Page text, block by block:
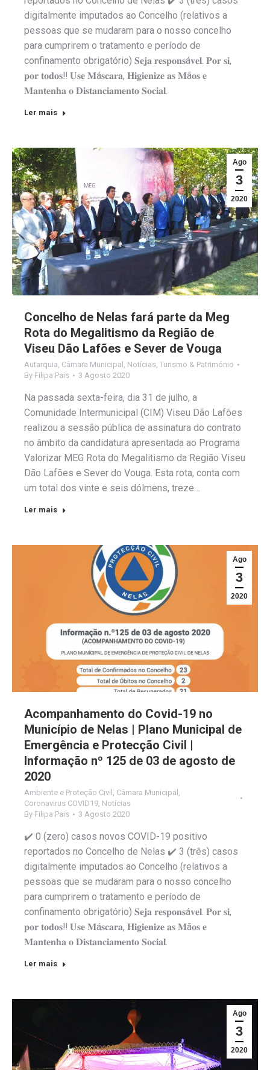
digitalmente imputados ao Concelho (relativos a
pessoas que se mudaram para o nosso concelho
para cumprirem o tratamento e período de
confinamento obrigatório) 𝐒𝐞𝐣𝐚 𝐫𝐞𝐬𝐩𝐨𝐧𝐬á𝐯𝐞𝐥. 𝐏𝐨𝐫 𝐬𝐢,
𝐩𝐨𝐫 𝐭𝐨𝐝𝐨𝐬‼️ 𝐔𝐬𝐞 𝐌á𝐬𝐜𝐚𝐫𝐚, 𝐇𝐢𝐠𝐢𝐞𝐧𝐢𝐳𝐞 𝐚𝐬 𝐌ã𝐨𝐬 𝐞
𝐌𝐚𝐧𝐭𝐞𝐧𝐡𝐚 𝐨 𝐃𝐢𝐬𝐭𝐚𝐧𝐜𝐢𝐚𝐦𝐞𝐧𝐭𝐨 𝐒𝐨𝐜𝐢𝐚𝐥.
Ler mais
Ago
3
2020
Concelho de Nelas fará parte da Meg
Rota do Megalitismo da Região de
Viseu Dão Lafões e Sever de Vouga
Autarquia Câmara Municipal Notícias Turismo & Património
By Filipa Pais 3 Agosto 2020
Na passada sexta-feira, dia 31 de julho, a
Comunidade Intermunicipal (CIM) Viseu Dão Lafões
realizou a sessão pública de assinatura do contrato
no âmbito da candidatura apresentada ao Programa
Valorizar MEG Rota do Megalitismo da Região Viseu
Dão Lafões e Sever do Vouga. Esta rota, conta com
um total dos vinte e seis dólmens, treze…
Ler mais
Ago
3
2020
Acompanhamento do Covid-19 no
Município de Nelas | Plano Municipal de
Emergência e Protecção Civil |
Informação nº 125 de 03 de agosto de
2020
Ambiente e Proteção Civil , Câmara Municipal ,
Coronavirus COVID19, Notícias
By Filipa Pais 3 Agosto 2020
✔️ 0 (zero) casos novos COVID-19 positivo
reportados no Concelho de Nelas ✔️ 3 (três) casos
digitalmente imputados ao Concelho (relativos a
pessoas que se mudaram para o nosso concelho
para cumprirem o tratamento e período de
confinamento obrigatório) 𝐒𝐞𝐣𝐚 𝐫𝐞𝐬𝐩𝐨𝐧𝐬á𝐯𝐞𝐥. 𝐏𝐨𝐫 𝐬𝐢,
𝐩𝐨𝐫 𝐭𝐨𝐝𝐨𝐬‼️ 𝐔𝐬𝐞 𝐌á𝐬𝐜𝐚𝐫𝐚, 𝐇𝐢𝐠𝐢𝐞𝐧𝐢𝐳𝐞 𝐚𝐬 𝐌ã𝐨𝐬 𝐞
𝐌𝐚𝐧𝐭𝐞𝐧𝐡𝐚 𝐨 𝐃𝐢𝐬𝐭𝐚𝐧𝐜𝐢𝐚𝐦𝐞𝐧𝐭𝐨 𝐒𝐨𝐜𝐢𝐚𝐥.
Ler mais
Ago
3
2020